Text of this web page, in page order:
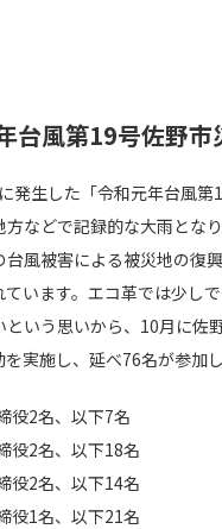
発生した「令和元年台風第
方などで記録的な大雨とな
台風被害による被災地の復
います。エコ革では少し
という思いから、10月に佐
実施し、延べ76名が参加し
役2名、以下7名
役2名、以下18名
役2名、以下14名
役1名、以下21名